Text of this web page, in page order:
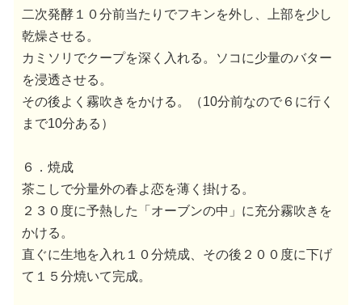
二次発酵１０分前当たりでフキンを外し、上部を少し
乾燥させる。
カミソリでクープを深く入れる。ソコに少量のバター
を浸透させる。
その後よく霧吹きをかける。（10分前なので６に行く
まで10分ある）
６．焼成
茶こしで分量外の春よ恋を薄く掛ける。
２３０度に予熱した「オーブンの中」に充分霧吹きを
かける。
直ぐに生地を入れ１０分焼成、その後２００度に下げ
て１５分焼いて完成。